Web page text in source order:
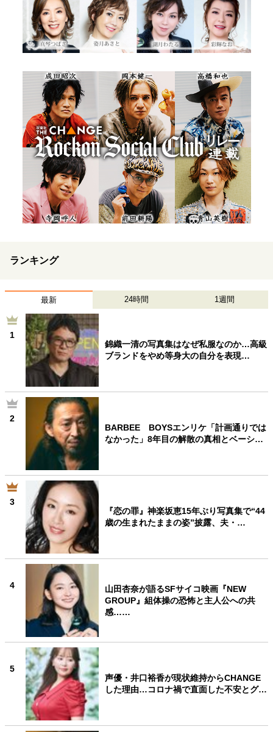
ランキング
最新 24時間 1週間
1
錦織一清の写真集はなぜ私服なのか…高級
ブランドをやめ等身大の自分を表現…
2
BARBEE BOYSエンリケ「計画通りでは
なかった」8年目の解散の真相とベーシ…
3
『恋の罪』神楽坂恵15年ぶり写真集で“44
歳の生まれたままの姿”披露、夫・…
4
山田杏奈が語るSFサイコ映画『NEW
GROUP』組体操の恐怖と主人公への共
感……
5
声優・井口裕香が現状維持からCHANGE
した理由…コロナ禍で直面した不安とグ…